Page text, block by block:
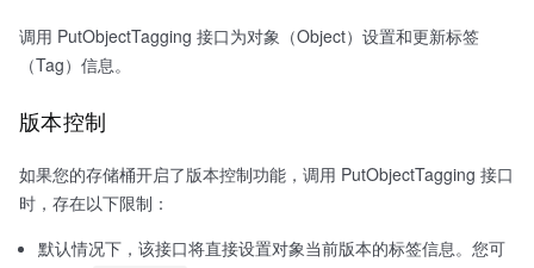
调用 PutObjectTagging 接口为对象（Object）设置和更新标签
（Tag）信息。
版本控制
如果您的存储桶开启了版本控制功能，调用 PutObjectTagging 接口
时，存在以下限制：
默认情况下，该接口将直接设置对象当前版本的标签信息。您可